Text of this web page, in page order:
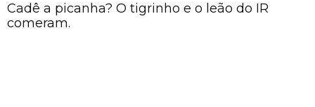
Cadê a picanha? O tigrinho e o leão do IR
comeram.